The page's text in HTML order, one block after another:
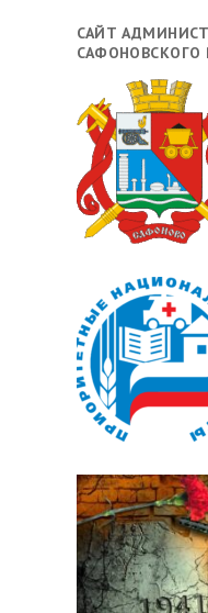
САЙТ
САФОНОВСКОГО